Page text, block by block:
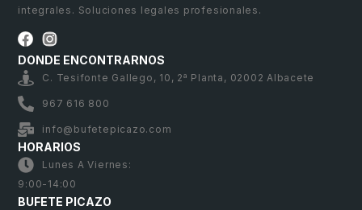
integrales. Soluciones legales profesionales.
DONDE ENCONTRARNOS
C. Tesifonte Gallego, 10, 2ª Planta, 02002 Albacete
967 616 800
info@bufetepicazo.com
HORARIOS
Lunes A Viernes:
9:00-14:00
BUFETE PICAZO